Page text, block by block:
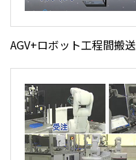
AGV+ロボット工程間搬送